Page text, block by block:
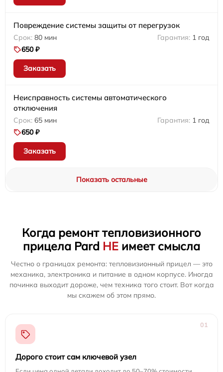
Повреждение системы защиты от перегрузок
80 мин
1 год
650 ₽
Заказать
Неисправность системы автоматического
отключения
65 мин
1 год
650 ₽
Заказать
Показать остальные
Когда ремонт тепловизионного
прицела Pard НЕ имеет смысла
Честно о границах ремонта: тепловизионный прицел — это
механика, электроника и питание в одном корпусе. Иногда
починка выходит дороже, чем техника того стоит. Вот когда
мы скажем об этом прямо.
01
Дорого стоит сам ключевой узел